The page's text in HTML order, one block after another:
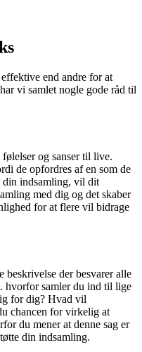
end andre for at
vi samlet nogle gode råd til
og sanser til live.
de opfordres af en som de
indsamling, vil dit
med dig og det skaber
for at flere vil bidrage
der besvarer alle
hvorfor samler du ind til lige
for dig? Hvad vil
chancen for virkelig at
du mener at denne sag er
din indsamling.